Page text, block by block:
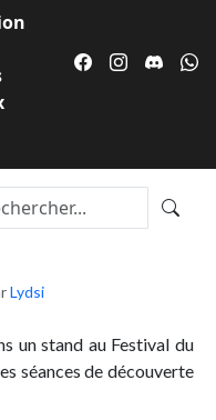
Lydsi
un stand au Festival du
séances de découverte